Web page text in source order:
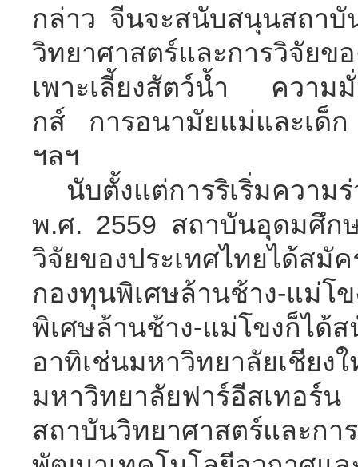
กล่าว จีนจะสนับสนุนสถาบั
วิทยาศาสตร์และการวิจัยข
เพาะเลี้ยงสัตว์น้ำ ความ
กส์ การอนามัยแม่และเ
ฯลฯ
นับตั้งแต่การริเริ่มความ
พ.ศ. 2559 สถาบันอุดมศึก
วิจัยของประเทศไทยได้สมั
กองทุนพิเศษล้านช้าง-แม่
พิเศษล้านช้าง-แม่โขงก็ได้
อาทิเช่นมหาวิทยาลัยเชียง
มหาวิทยาลัยฟาร์อีสเท
สถาบันวิทยาศาสตร์และการ